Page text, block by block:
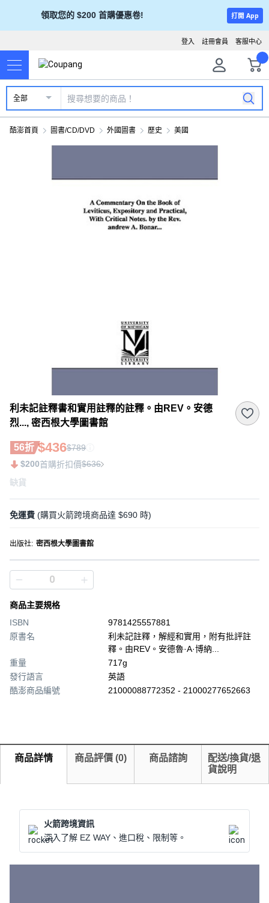
領取您的 $200 首購優惠卷! 打開 App
客服中心
註冊會員
登入
全部
酷澎首頁 圖書/CD/DVD 外國圖書 歷史 美國
利未記註釋書和實用註釋的註釋。由REV。安德
烈..., 密西根大學圖書館
56折 $436$789
$200首購折扣價$636
缺貨
免運費 (購買火箭跨境商品達 $690 時)
出版社: 密西根大學圖書館
商品主要規格
ISBN
9781425557881
原書名
利未記註釋，解經和實用，附有批評註
釋。由REV。安德魯·A·博納...
重量
717g
發行語言
英語
酷澎商品編號
21000088772352 - 21000277652663
商品詳情 商品評價 (0) 商品諮詢
配送/換貨/退
貨說明
火箭跨境資訊
深入了解 EZ WAY、進口稅、限制等。